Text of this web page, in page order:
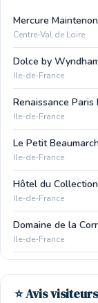
Mercure Maintenon
Centre-Val de Loire
Dolce by
Ile-de-France
Renaissance
Ile-de-France
Le Petit
Ile-de-France
Hôtel du
Ile-de-France
Domaine de la
Ile-de-France
⭐ Avis visiteurs